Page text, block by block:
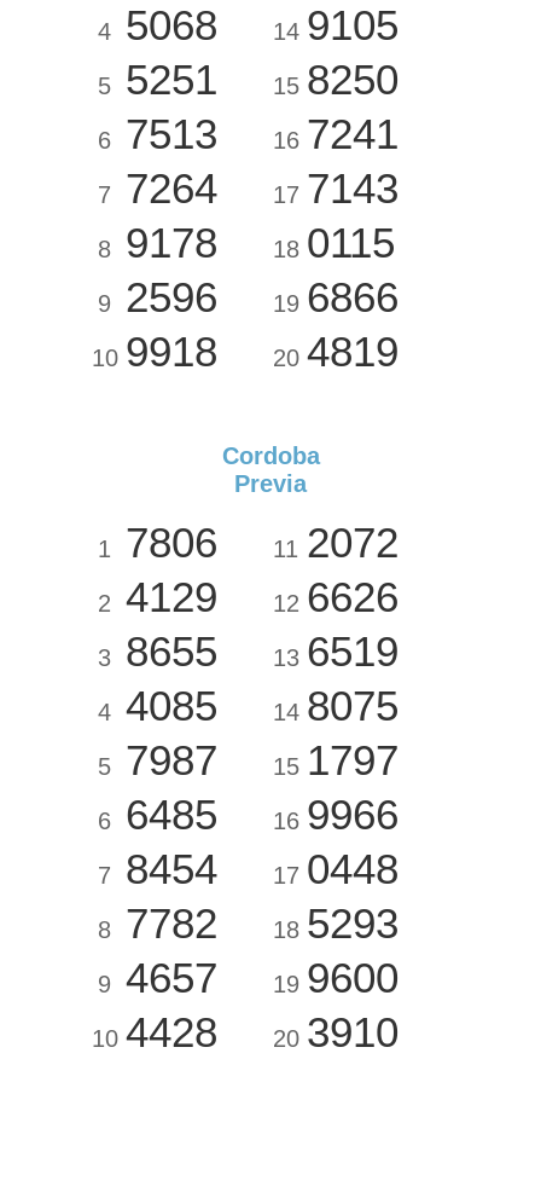
4 5068
5 5251
6 7513
7 7264
8 9178
9 2596
10 9918
14 9105
15 8250
16 7241
17 7143
18 0115
19 6866
20 4819
Cordoba
Previa
1 7806
2 4129
3 8655
4 4085
5 7987
6 6485
7 8454
8 7782
9 4657
10 4428
11 2072
12 6626
13 6519
14 8075
15 1797
16 9966
17 0448
18 5293
19 9600
20 3910